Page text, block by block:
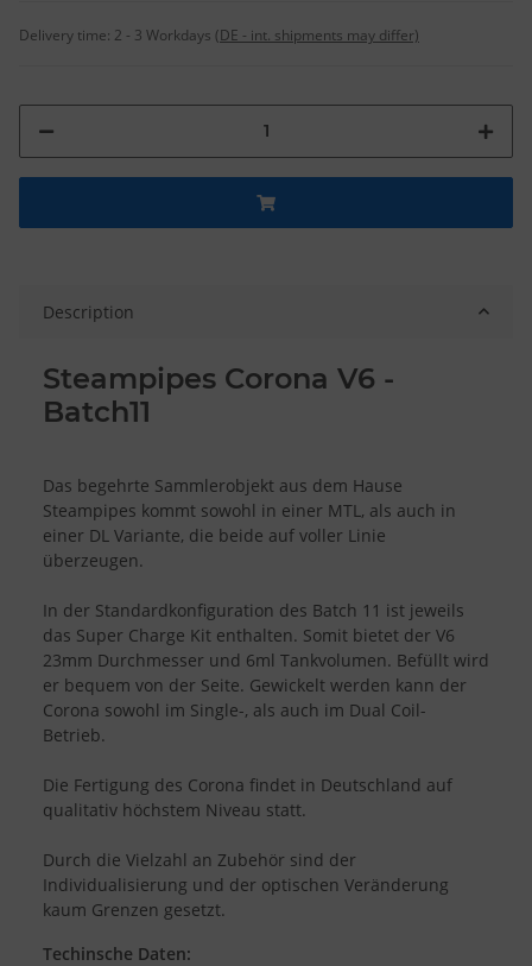
Delivery time: 2 - 3 Workdays (DE - int. shipments may differ)
Description
Steampipes Corona V6 -
Batch11
Das begehrte Sammlerobjekt aus dem Hause
Steampipes kommt sowohl in einer MTL, als auch in
einer DL Variante, die beide auf voller Linie
überzeugen.
In der Standardkonfiguration des Batch 11 ist jeweils
das Super Charge Kit enthalten. Somit bietet der V6
23mm Durchmesser und 6ml Tankvolumen. Befüllt wird
er bequem von der Seite. Gewickelt werden kann der
Corona sowohl im Single-, als auch im Dual Coil-
Betrieb.
Die Fertigung des Corona findet in Deutschland auf
qualitativ höchstem Niveau statt.
Durch die Vielzahl an Zubehör sind der
Individualisierung und der optischen Veränderung
kaum Grenzen gesetzt.
Techinsche Daten: